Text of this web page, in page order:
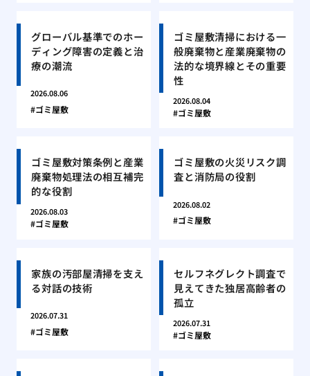
グローバル基準でのホー
ディング障害の定義と治
療の潮流
2026.08.06
ゴミ屋敷
ゴミ屋敷清掃における一
般廃棄物と産業廃棄物の
法的な境界線とその重要
性
2026.08.04
ゴミ屋敷
ゴミ屋敷対策条例と産業
廃棄物処理法の相互補完
的な役割
2026.08.03
ゴミ屋敷
ゴミ屋敷の火災リスク調
査と消防局の役割
2026.08.02
ゴミ屋敷
家族の汚部屋清掃を支え
る対話の技術
2026.07.31
ゴミ屋敷
セルフネグレクト調査で
見えてきた独居高齢者の
孤立
2026.07.31
ゴミ屋敷